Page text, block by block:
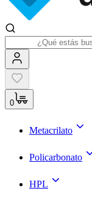
0
Metacrilato
Policarbonato
HPL